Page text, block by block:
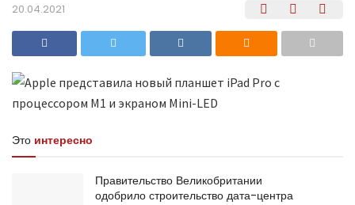
20.04.2021
Это интересно
Правительство Великобритании
одобрило строительство дата-центра